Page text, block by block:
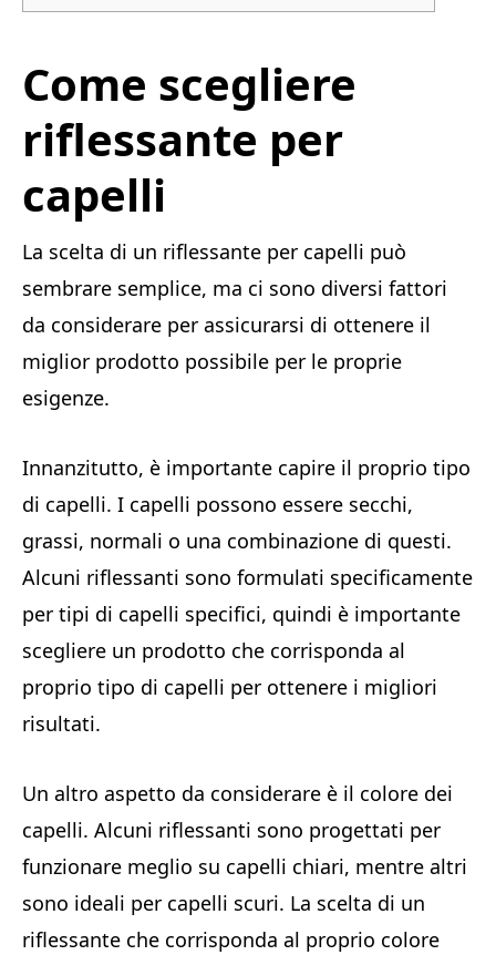
Come scegliere
riflessante per
capelli
La scelta di un riflessante per capelli può
sembrare semplice, ma ci sono diversi fattori
da considerare per assicurarsi di ottenere il
miglior prodotto possibile per le proprie
esigenze.
Innanzitutto, è importante capire il proprio tipo
di capelli. I capelli possono essere secchi,
grassi, normali o una combinazione di questi.
Alcuni riflessanti sono formulati specificamente
per tipi di capelli specifici, quindi è importante
scegliere un prodotto che corrisponda al
proprio tipo di capelli per ottenere i migliori
risultati.
Un altro aspetto da considerare è il colore dei
capelli. Alcuni riflessanti sono progettati per
funzionare meglio su capelli chiari, mentre altri
sono ideali per capelli scuri. La scelta di un
riflessante che corrisponda al proprio colore